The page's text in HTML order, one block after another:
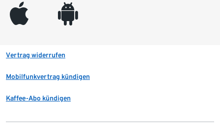
appleinc android
Vertrag widerrufen
Mobilfunkvertrag kündigen
Kaffee-Abo kündigen